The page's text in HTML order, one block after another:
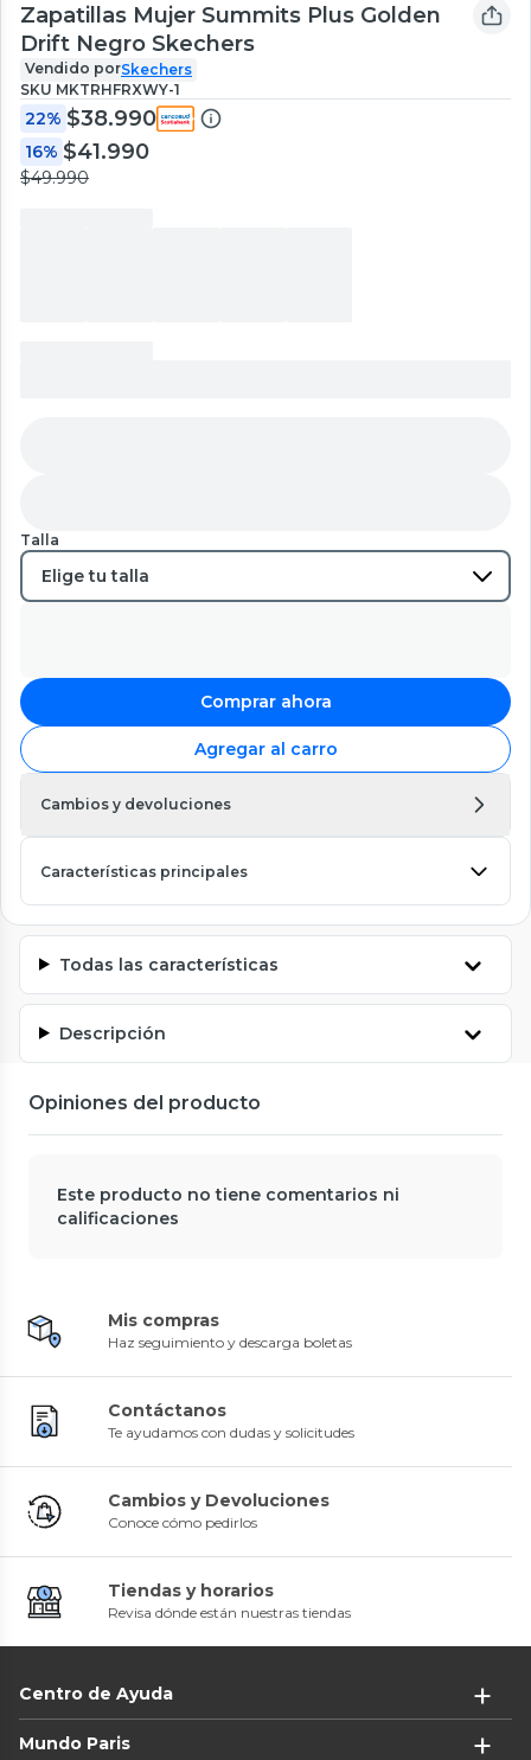
Zapatillas Mujer Summits Plus Golden
Drift Negro Skechers
Vendido porSkechers
SKU MKTRHFRXWY-1
22% $38.990
16% $41.990
$49.990
Talla
Comprar ahora
Agregar al carro
Cambios y devoluciones
Características principales
Todas las características
Descripción
Opiniones del producto
Este producto no tiene comentarios ni
calificaciones
Mis compras
Haz seguimiento y descarga boletas
Contáctanos
Te ayudamos con dudas y solicitudes
Cambios y Devoluciones
Conoce cómo pedirlos
Tiendas y horarios
Revisa dónde están nuestras tiendas
Centro de Ayuda
Mundo Paris